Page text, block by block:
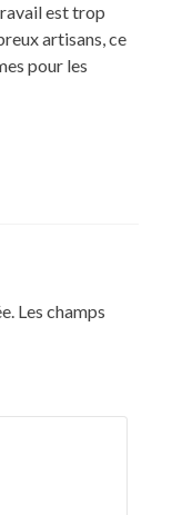
est trop
artisans, ce
pour les
Les champs